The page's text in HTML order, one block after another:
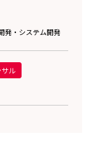
発・システム開発
ル